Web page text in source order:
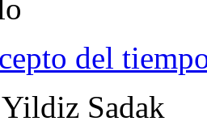
del
Sadak